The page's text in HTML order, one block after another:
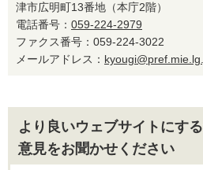
津市広明町13番地（本庁2階）
電話番号： 059-224-2979
ファクス番号：059-224-3022
メールアドレス：
より良いウェブサイトにす
意見をお聞かせください